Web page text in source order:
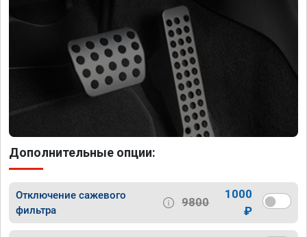
Дополнительные опции:
Отключение сажевого
фильтра
9800
1000
₽